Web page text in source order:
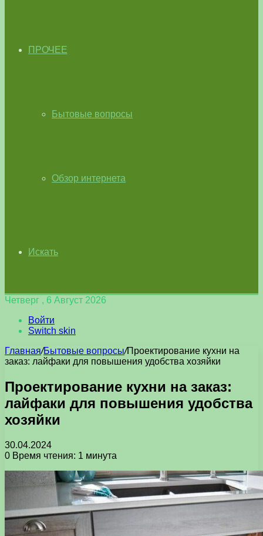
ПРОЧЕЕ
Бытовые вопросы
Обзор интернета
Искать
Четверг , 6 Август 2026
Войти
Switch skin
Главная/Бытовые вопросы/Проектирование кухни на
заказ: лайфаки для повышения удобства хозяйки
Проектирование кухни на заказ:
лайфаки для повышения удобства
хозяйки
30.04.2024
0 Время чтения: 1 минута